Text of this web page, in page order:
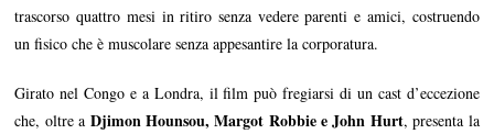
trascorso quattro mesi in ritiro senza vedere parenti e amici, costruendo
un fisico che è muscolare senza appesantire la corporatura.
Girato nel Congo e a Londra, il film può fregiarsi di un cast d’eccezione
che, oltre a Djimon Hounsou, Margot Robbie e John Hurt, presenta la